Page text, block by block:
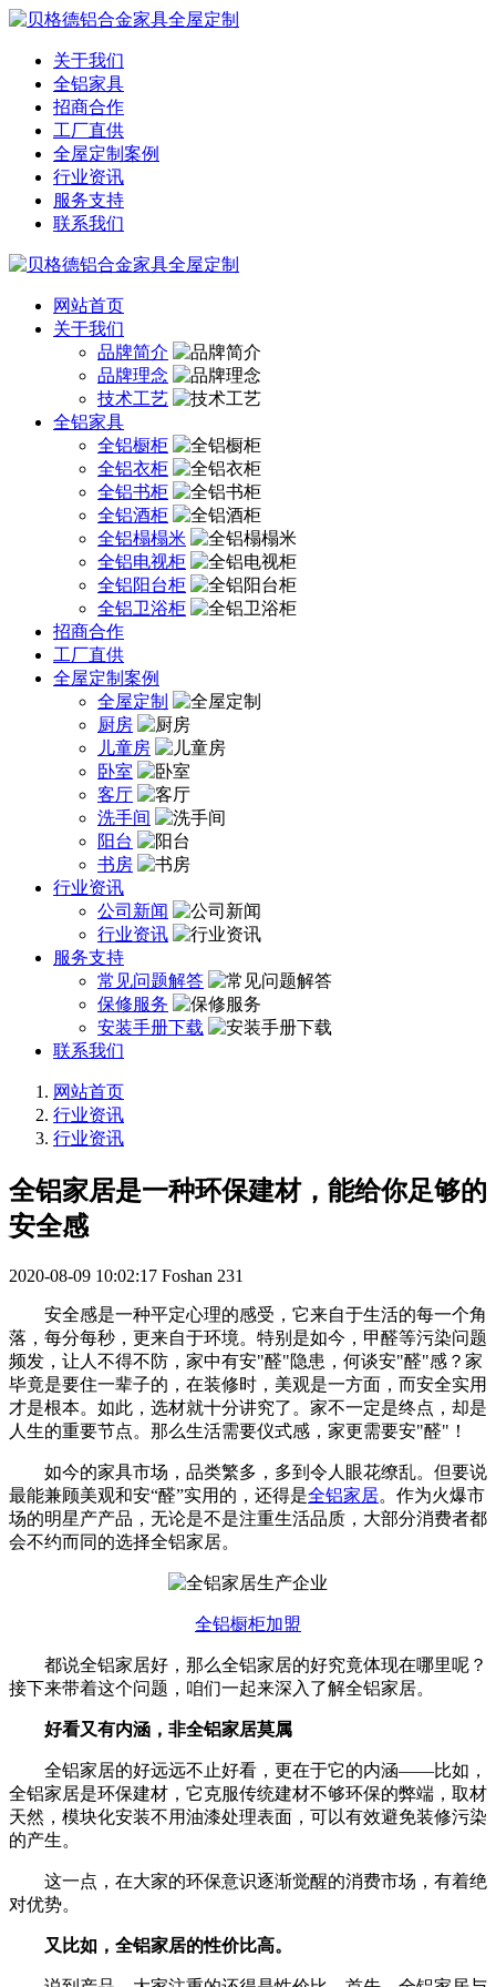
关于我们
全铝家具
招商合作
工厂直供
全屋定制案例
行业资讯
服务支持
联系我们
网站首页
关于我们
品牌简介
品牌理念
技术工艺
全铝家具
全铝橱柜
全铝衣柜
全铝书柜
全铝酒柜
全铝榻榻米
全铝电视柜
全铝阳台柜
全铝卫浴柜
招商合作
工厂直供
全屋定制案例
全屋定制
厨房
儿童房
卧室
客厅
洗手间
阳台
书房
行业资讯
公司新闻
行业资讯
服务支持
常见问题解答
保修服务
安装手册下载
联系我们
网站首页
行业资讯
行业资讯
全铝家居是一种环保建材，能给你足够的
安全感
2020-08-09 10:02:17 Foshan 231
安全感是一种平定心理的感受，它来自于生活的每一个角
落，每分每秒，更来自于环境。特别是如今，甲醛等污染问题
频发，让人不得不防，家中有安"醛"隐患，何谈安"醛"感？家
毕竟是要住一辈子的，在装修时，美观是一方面，而安全实用
才是根本。如此，选材就十分讲究了。家不一定是终点，却是
人生的重要节点。那么生活需要仪式感，家更需要安"醛"！
如今的家具市场，品类繁多，多到令人眼花缭乱。但要说
最能兼顾美观和安“醛”实用的，还得是全铝家居。作为火爆市
场的明星产产品，无论是不是注重生活品质，大部分消费者都
会不约而同的选择全铝家居。
全铝橱柜加盟
都说全铝家居好，那么全铝家居的好究竟体现在哪里呢？
接下来带着这个问题，咱们一起来深入了解全铝家居。
好看又有内涵，非全铝家居莫属
全铝家居的好远远不止好看，更在于它的内涵——比如，
全铝家居是环保建材，它克服传统建材不够环保的弊端，取材
天然，模块化安装不用油漆处理表面，可以有效避免装修污染
的产生。
这一点，在大家的环保意识逐渐觉醒的消费市场，有着绝
对优势。
又比如，全铝家居的性价比高。